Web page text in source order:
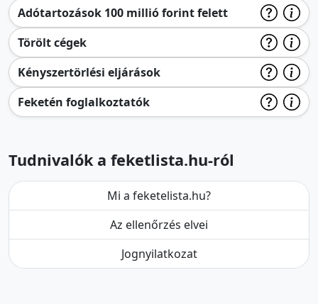
Adótartozások 100 millió forint felett
Törölt cégek
Kényszertörlési eljárások
Feketén foglalkoztatók
Tudnivalók a feketlista.hu-ról
Mi a feketelista.hu?
Az ellenőrzés elvei
Jognyilatkozat